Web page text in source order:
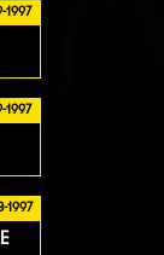
1997
1997
1997